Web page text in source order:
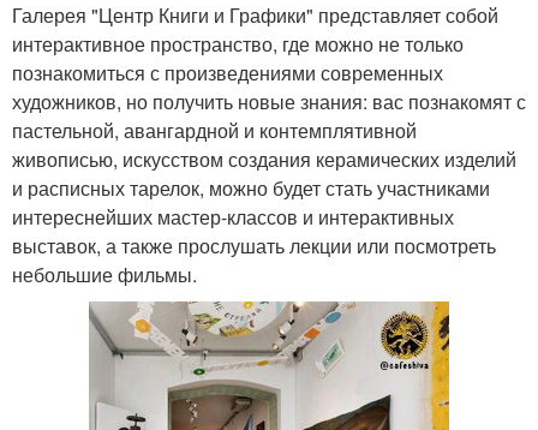
Галерея "Центр Книги и Графики" представляет собой
интерактивное пространство, где можно не только
познакомиться с произведениями современных
художников, но получить новые знания: вас познакомят с
пастельной, авангардной и контемплятивной
живописью, искусством создания керамических изделий
и расписных тарелок, можно будет стать участниками
интереснейших мастер-классов и интерактивных
выставок, а также прослушать лекции или посмотреть
небольшие фильмы.